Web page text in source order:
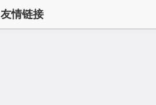
友情链接